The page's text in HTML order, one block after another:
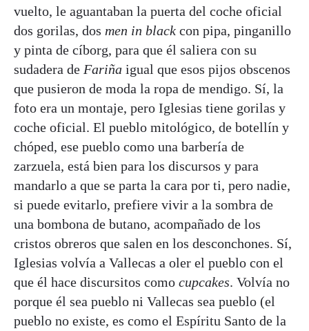
vuelto, le aguantaban la puerta del coche oficial
dos gorilas, dos men in black con pipa, pinganillo
y pinta de cíborg, para que él saliera con su
sudadera de Fariña igual que esos pijos obscenos
que pusieron de moda la ropa de mendigo. Sí, la
foto era un montaje, pero Iglesias tiene gorilas y
coche oficial. El pueblo mitológico, de botellín y
chóped, ese pueblo como una barbería de
zarzuela, está bien para los discursos y para
mandarlo a que se parta la cara por ti, pero nadie,
si puede evitarlo, prefiere vivir a la sombra de
una bombona de butano, acompañado de los
cristos obreros que salen en los desconchones. Sí,
Iglesias volvía a Vallecas a oler el pueblo con el
que él hace discursitos como cupcakes. Volvía no
porque él sea pueblo ni Vallecas sea pueblo (el
pueblo no existe, es como el Espíritu Santo de la